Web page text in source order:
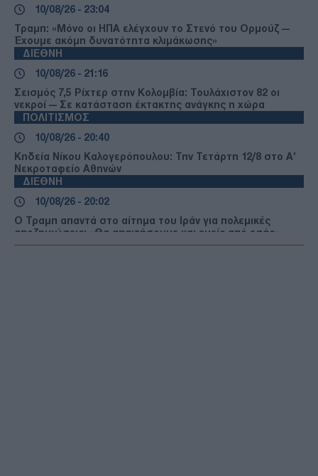
10/08/26 - 23:04
Τραμπ: «Μόνο οι ΗΠΑ ελέγχουν το Στενό του Ορμούζ —
Έχουμε ακόμη δυνατότητα κλιμάκωσης»
ΔΙΕΘΝΗ
10/08/26 - 21:16
Σεισμός 7,5 Ρίχτερ στην Κολομβία: Τουλάχιστον 82 οι
νεκροί — Σε κατάσταση έκτακτης ανάγκης η χώρα
ΠΟΛΙΤΙΣΜΟΣ
10/08/26 - 20:40
Κηδεία Νίκου Καλογερόπουλου: Την Τετάρτη 12/8 στο Α’
Νεκροταφείο Αθηνών
ΔΙΕΘΝΗ
10/08/26 - 20:02
Ο Τραμπ απαντά στο αίτημα του Ιράν για πολεμικές
αποζημιώσεις: «Θα απαιτήσουμε και εμείς από εσάς»
ΔΙΕΘΝΗ